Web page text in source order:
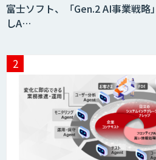
タ収集・作成
JOINT AI Flow
富士ソフト、「Gen.2 AI事業戦
しA…